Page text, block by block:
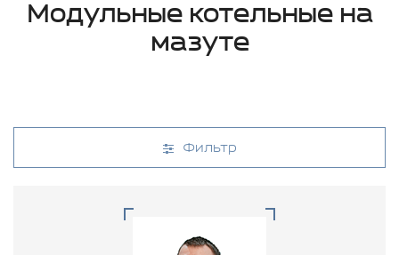
Модульные котельные на
мазуте
Фильтр